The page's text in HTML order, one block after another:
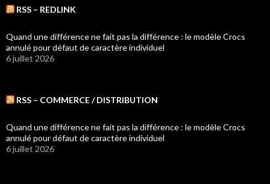
RSS – REDLINK
Quand une différence ne fait pas la différence : le modèle Crocs
annulé pour défaut de caractère individuel
6 juillet 2026
RSS – COMMERCE / DISTRIBUTION
Quand une différence ne fait pas la différence : le modèle Crocs
annulé pour défaut de caractère individuel
6 juillet 2026